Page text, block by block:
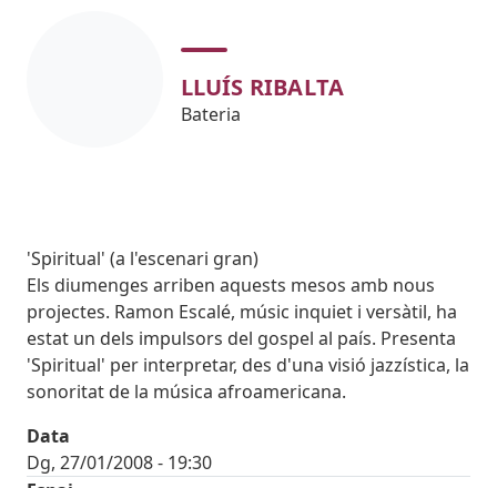
LLUÍS RIBALTA
Bateria
Subtitol
'Spiritual' (a l'escenari gran)
Body
Els diumenges arriben aquests mesos amb nous
projectes. Ramon Escalé, músic inquiet i versàtil, ha
estat un dels impulsors del gospel al país. Presenta
'Spiritual' per interpretar, des d'una visió jazzística, la
sonoritat de la música afroamericana.
Data
Dg, 27/01/2008 - 19:30